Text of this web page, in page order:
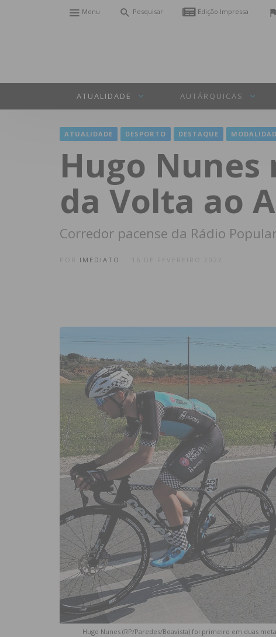
Menu Pesquisar Edição Impressa
ATUALIDADE AUTÁRQUICAS
ATUALIDADE DESPORTO DESTAQUE
Hugo Nunes
da Volta ao
Corredor pacense da Rádio
IMEDIATO
Hugo Nunes (RP/Paredes/Boavista) foi primeiro em duas